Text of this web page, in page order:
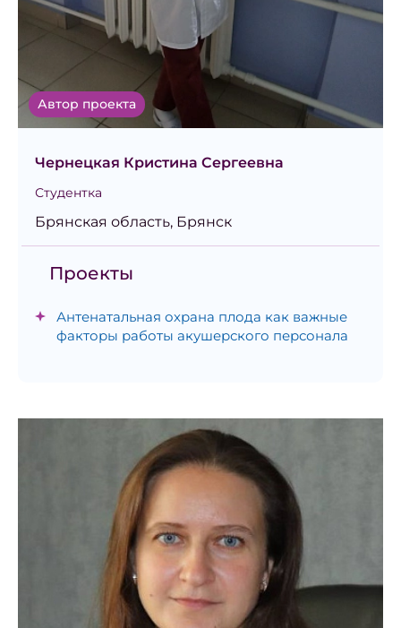
Автор проекта
Чернецкая Кристина Сергеевна
Студентка
Брянская область, Брянск
Проекты
Антенатальная охрана плода как важные
факторы работы акушерского персонала